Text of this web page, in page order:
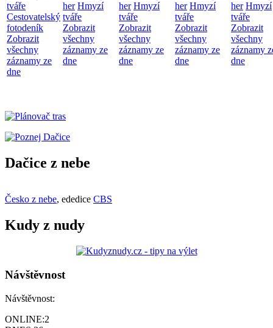
tváře
Cestovatelský
fotodeník
Zobrazit
všechny
záznamy ze
dne
her Hmyzí
tváře
Zobrazit
všechny
záznamy ze
dne
her Hmyzí
tváře
Zobrazit
všechny
záznamy ze
dne
her Hmyzí
tváře
Zobrazit
všechny
záznamy ze
dne
her Hmyzí
tváře
Zobrazit
všechny
záznamy
dne
Dačice z nebe
Česko z nebe, ededice CBS
Kudy z nudy
Návštěvnost
Návštěvnost:
ONLINE:2